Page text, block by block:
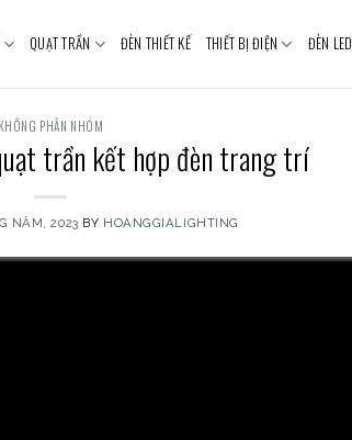
QUẠT TRẦN ĐÈN THIẾT KẾ THIẾT BỊ ĐIỆN ĐÈN LED
KHÔNG PHÂN NHÓM
trần kết hợp đèn trang trí
NĂM, 2023 BY HOANGGIALIGHTING